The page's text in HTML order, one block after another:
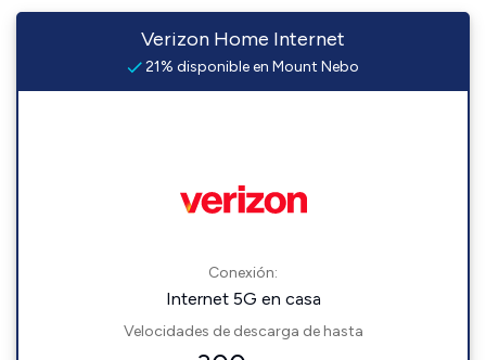
Verizon Home Internet
21% disponible en Mount Nebo
Conexión:
Internet 5G en casa
Velocidades de descarga de hasta